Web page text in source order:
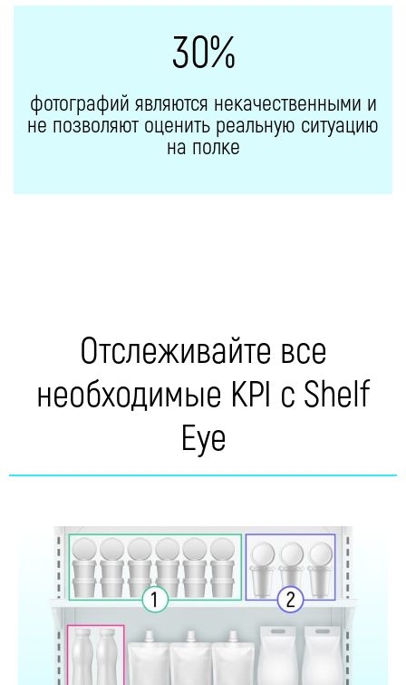
30%
фотографий являются некачественными и
не позволяют оценить реальную ситуацию
на полке
Отслеживайте все
необходимые KPI с Shelf
Eye